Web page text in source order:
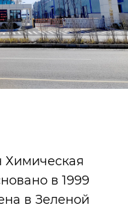
Химическая
в 1999
в Зеленой